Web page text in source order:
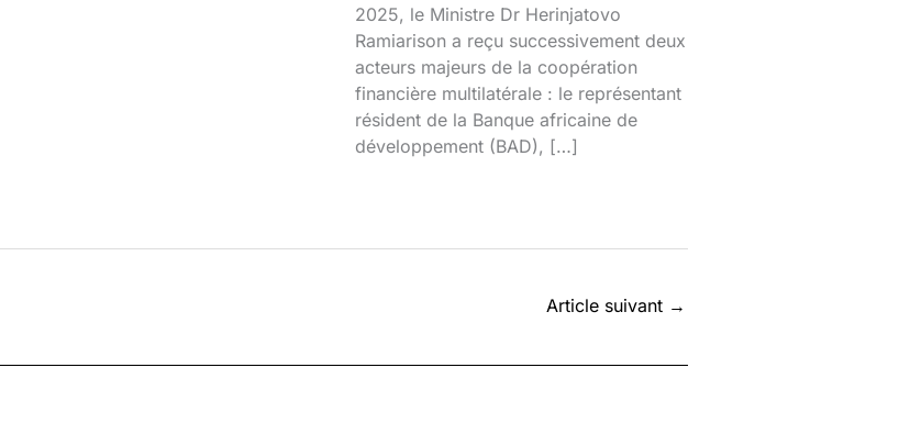
2025, le Ministre Dr Herinjatovo
Ramiarison a reçu successivement deux
acteurs majeurs de la coopération
financière multilatérale : le représentant
résident de la Banque africaine de
développement (BAD), […]
Article suivant →